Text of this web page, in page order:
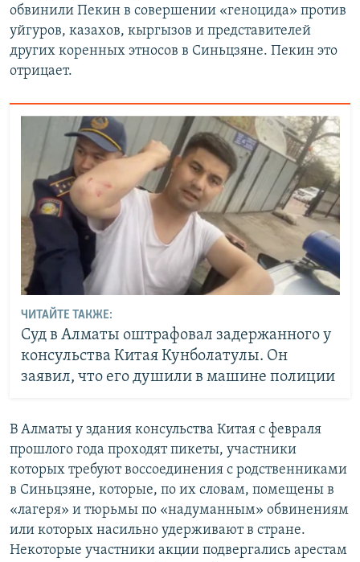
обвинили Пекин в совершении «геноцида» против
уйгуров, казахов, кыргызов и представителей
других коренных этносов в Синьцзяне. Пекин это
отрицает.
ЧИТАЙТЕ ТАКЖЕ:
Суд в Алматы оштрафовал задержанного у
консульства Китая Кунболатулы. Он
заявил, что его душили в машине полиции
В Алматы у здания консульства Китая с февраля
прошлого года проходят пикеты, участники
которых требуют воссоединения с родственниками
в Синьцзяне, которые, по их словам, помещены в
«лагеря» и тюрьмы по «надуманным» обвинениям
или которых насильно удерживают в стране.
Некоторые участники акции подвергались арестам